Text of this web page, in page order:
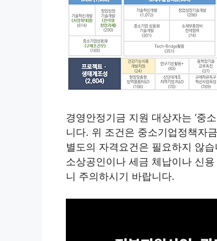
경영안정기금 지원 대상자는 ‘중
니다. 위 조건은 중소기업정책자
별도의 자격요건은 필요하지 않
소상공인이나 세금 체납이나 신
니 주의하시기 바랍니다.